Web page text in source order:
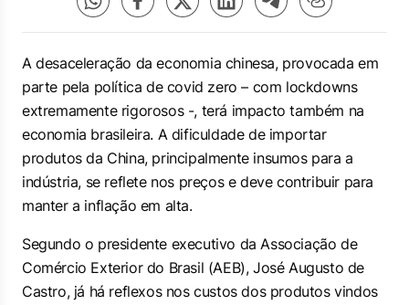
A desaceleração da economia chinesa, provocada em
parte pela política de covid zero – com lockdowns
extremamente rigorosos -, terá impacto também na
economia brasileira. A dificuldade de importar
produtos da China, principalmente insumos para a
indústria, se reflete nos preços e deve contribuir para
manter a inflação em alta.
Segundo o presidente executivo da Associação de
Comércio Exterior do Brasil (AEB), José Augusto de
Castro, já há reflexos nos custos dos produtos vindos